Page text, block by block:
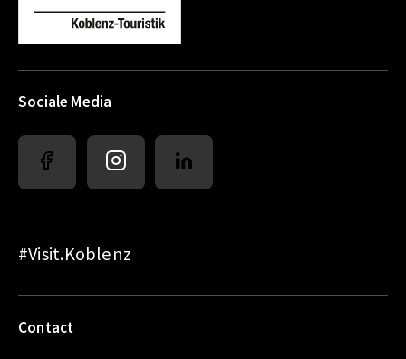
Sociale Media
#Visit.Koblenz
Contact